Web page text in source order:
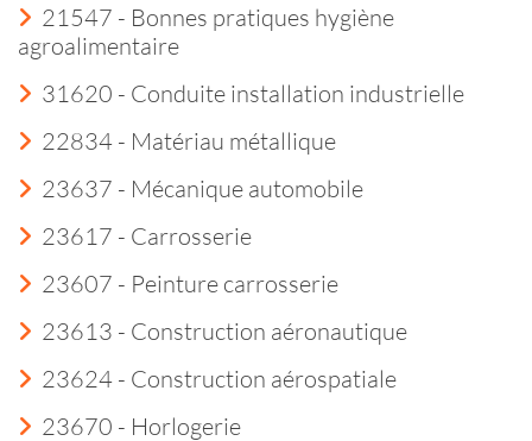
21547 - Bonnes pratiques hygiène
agroalimentaire
31620 - Conduite installation industrielle
22834 - Matériau métallique
23637 - Mécanique automobile
23617 - Carrosserie
23607 - Peinture carrosserie
23613 - Construction aéronautique
23624 - Construction aérospatiale
23670 - Horlogerie